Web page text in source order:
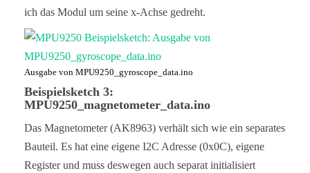
   * MPU9250_ENABLE_0YZ
   * MPU9250_ENABLE_00Z
   * MPU9250_ENABLE_000  // all axes disabled
   */
//
}
  xyzFloat gyrRaw = myMPU9250.getGyrRawValues();
xyzFloat corrGyrRaw =
  xyzFloat gyr = myMPU9250.getGyrValues();
ich das Modul um seine x-Achse gedreht.
Ausgabe von MPU9250_gyroscope_data.ino
Beispielsketch 3:
MPU9250_magnetometer_data.ino
Das Magnetometer (AK8963) verhält sich wie ein separates
Bauteil. Es hat eine eigene I2C Adresse (0x0C), eigene
Register und muss deswegen auch separat initialisiert